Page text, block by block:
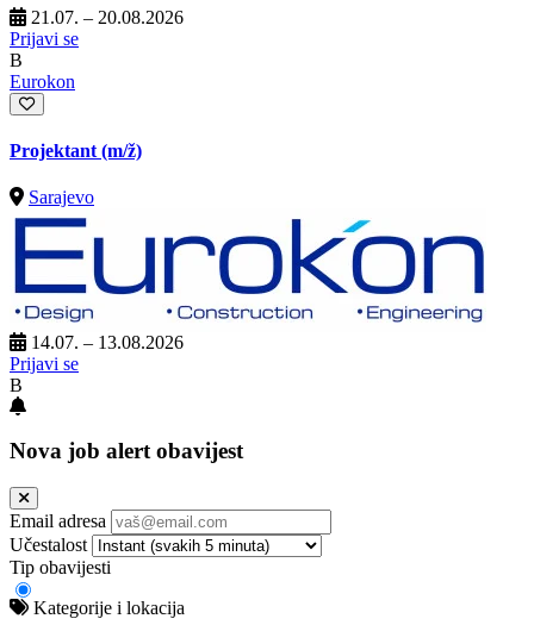
21.07. – 20.08.2026
Prijavi se
B
Eurokon
Projektant (m/ž)
Sarajevo
14.07. – 13.08.2026
Prijavi se
B
Nova job alert obavijest
Email adresa
Učestalost
Tip obavijesti
Kategorije i lokacija